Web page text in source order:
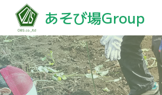
あそび場Group